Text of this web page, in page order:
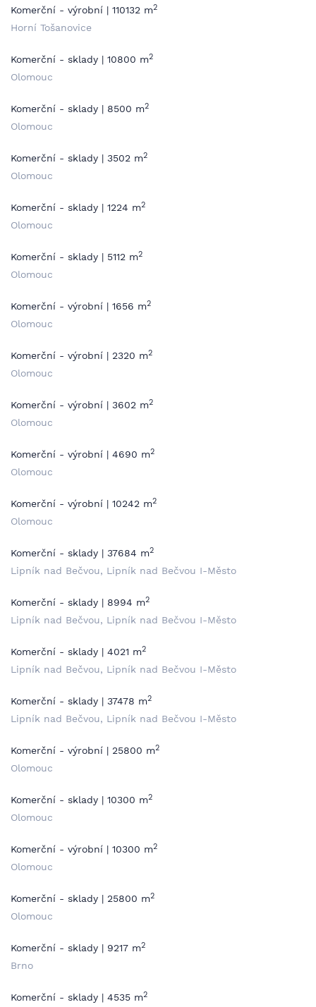
Komerční - výrobní | 110132 m2
Horní Tošanovice
Komerční - sklady | 10800 m2
Olomouc
Komerční - sklady | 8500 m2
Olomouc
Komerční - sklady | 3502 m2
Olomouc
Komerční - sklady | 1224 m2
Olomouc
Komerční - sklady | 5112 m2
Olomouc
Komerční - výrobní | 1656 m2
Olomouc
Komerční - výrobní | 2320 m2
Olomouc
Komerční - výrobní | 3602 m2
Olomouc
Komerční - výrobní | 4690 m2
Olomouc
Komerční - výrobní | 10242 m2
Olomouc
Komerční - sklady | 37684 m2
Lipník nad Bečvou, Lipník nad Bečvou I-Město
Komerční - sklady | 8994 m2
Lipník nad Bečvou, Lipník nad Bečvou I-Město
Komerční - sklady | 4021 m2
Lipník nad Bečvou, Lipník nad Bečvou I-Město
Komerční - sklady | 37478 m2
Lipník nad Bečvou, Lipník nad Bečvou I-Město
Komerční - výrobní | 25800 m2
Olomouc
Komerční - sklady | 10300 m2
Olomouc
Komerční - výrobní | 10300 m2
Olomouc
Komerční - sklady | 25800 m2
Olomouc
Komerční - sklady | 9217 m2
Brno
Komerční - sklady | 4535 m2